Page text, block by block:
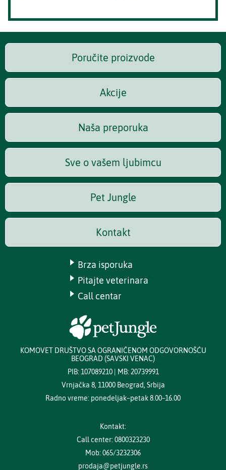
Poručite proizvode
Akcije
Naša preporuka
Sve o vašem ljubimcu
Pet Jungle
Kontakt
Brza isporuka
Pitajte veterinara
Call centar
KOMOVET DRUŠTVO SA OGRANIČENOM ODGOVORNOŠĆU
BEOGRAD (SAVSKI VENAC)
PIB: 107089210 | MB: 20739991
Vrnjačka 8, 11000 Beograd, Srbija
Radno vreme: ponedeljak–petak 8.00–16.00
Kontakt:
Call center: 0800323230
Mob: 065/3232306
prodaja@petjungle.rs